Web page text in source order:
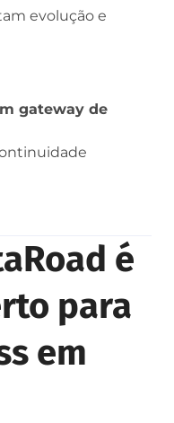
evolução e
gateway de
é
para
em